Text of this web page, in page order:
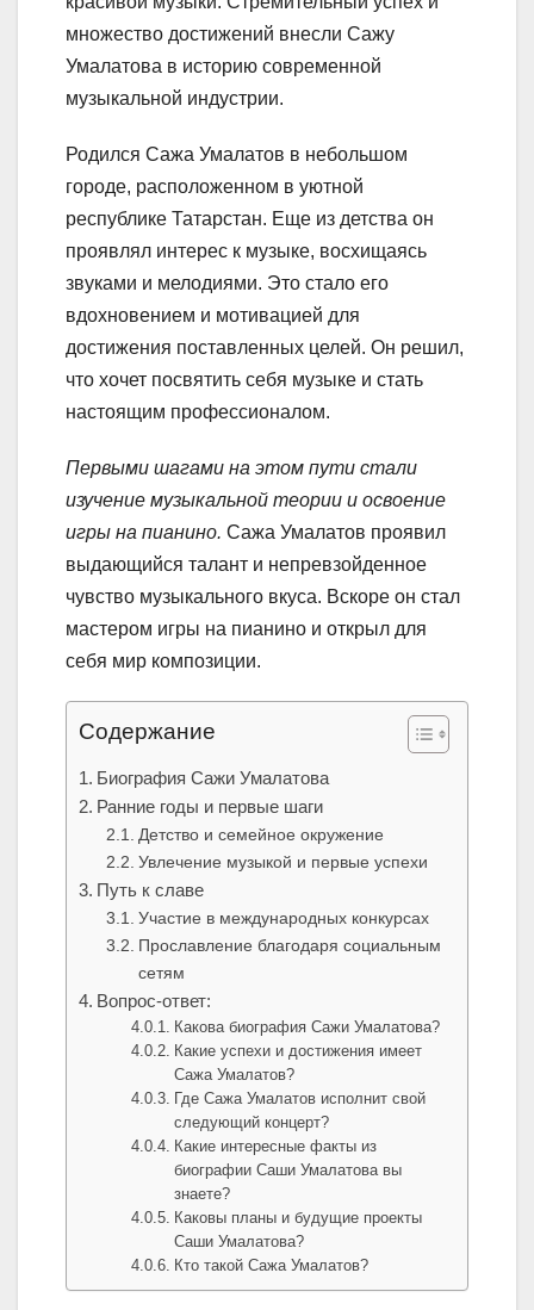
множество достижений внесли Сажу
Умалатова в историю современной
музыкальной индустрии.
Родился Сажа Умалатов в небольшом
городе, расположенном в уютной
республике Татарстан. Еще из детства он
проявлял интерес к музыке, восхищаясь
звуками и мелодиями. Это стало его
вдохновением и мотивацией для
достижения поставленных целей. Он решил,
что хочет посвятить себя музыке и стать
настоящим профессионалом.
Первыми шагами на этом пути стали
изучение музыкальной теории и освоение
игры на пианино. Сажа Умалатов проявил
выдающийся талант и непревзойденное
чувство музыкального вкуса. Вскоре он стал
мастером игры на пианино и открыл для
себя мир композиции.
Содержание
Биография Сажи Умалатова
Ранние годы и первые шаги
Детство и семейное окружение
Увлечение музыкой и первые успехи
Путь к славе
Участие в международных конкурсах
Прославление благодаря социальным
сетям
Вопрос-ответ:
Какова биография Сажи Умалатова?
Какие успехи и достижения имеет
Сажа Умалатов?
Где Сажа Умалатов исполнит свой
следующий концерт?
Какие интересные факты из
биографии Саши Умалатова вы
знаете?
Каковы планы и будущие проекты
Саши Умалатова?
Кто такой Сажа Умалатов?